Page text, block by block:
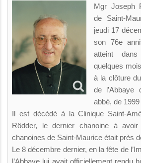
Mgr Joseph
de Saint-
jeudi 17
son 76e
atteint
quelques
à la clôture
de
abbé, de
Il est décédé à la Clinique Saint-
Rödder, le dernier chanoine à
chanoines de Saint-Maurice était près
Le 8 décembre dernier, en la fête de
l’Abbaye lui avait officiellement rendu